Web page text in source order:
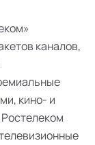
каналов,
кино- и